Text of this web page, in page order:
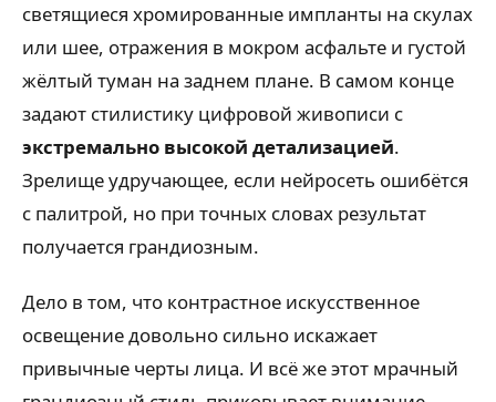
светящиеся хромированные импланты на скулах
или шее, отражения в мокром асфальте и густой
жёлтый туман на заднем плане. В самом конце
задают стилистику цифровой живописи с
экстремально высокой детализацией.
Зрелище удручающее, если нейросеть ошибётся
с палитрой, но при точных словах результат
получается грандиозным.
Дело в том, что контрастное искусственное
освещение довольно сильно искажает
привычные черты лица. И всё же этот мрачный